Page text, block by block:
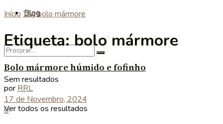
Blog
Sem resultados
Ver todos os resultados
Início Tagbolo mármore
Etiqueta:bolo mármore
Bolo mármore húmido e fofinho
por RRL
17 de Novembro, 2024
0